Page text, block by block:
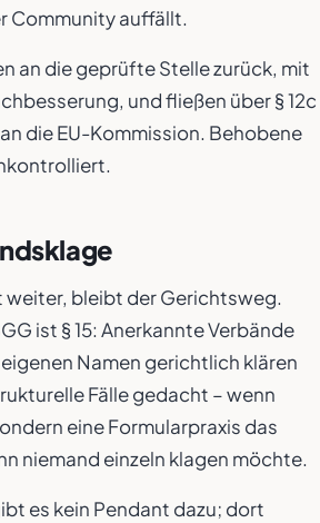
Community auffällt.
an die geprüfte Stelle zurück, mit
und fließen über § 12c
die EU-Kommission. Behobene
weiter, bleibt der Gerichtsweg.
ist § 15: Anerkannte Verbände
Namen gerichtlich klären
Fälle gedacht – wenn
eine Formularpraxis das
niemand einzeln klagen möchte.
es kein Pendant dazu; dort